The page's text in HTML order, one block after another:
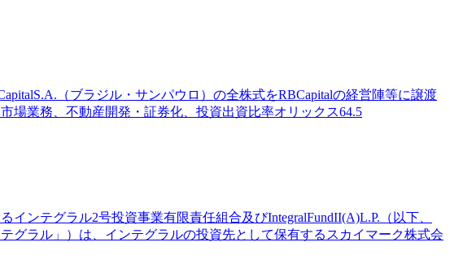
（ブラジル・サンパウロ）の全株式をRBCapitalの経営陣等に譲渡
場業務、不動産開発・証券化、投資出資比率オリックス64.5
ンテグラル2号投資事業有限責任組合及びIntegralFundII(A)L.P.（以下、
グラル」）は、インテグラルの投資先として保有するスカイマーク株式会